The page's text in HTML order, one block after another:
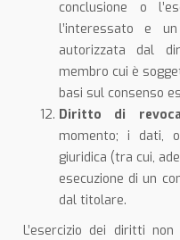
conclusione o
l’interessato e
autorizzata dal
membro cui è
basi sul consenso
Diritto di
momento; i dati,
giuridica (tra cui,
esecuzione di un
dal titolare.
L’esercizio dei diritti